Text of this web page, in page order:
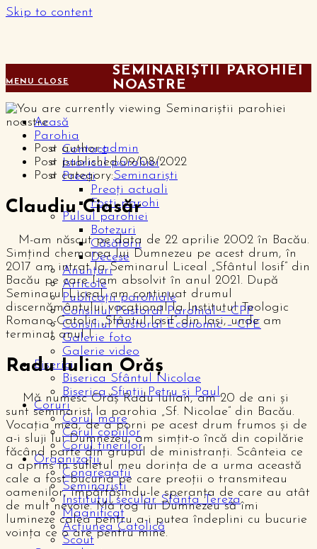
Skip to content
MENU CLOSE
Acasă
Parohia
Contact
Istoricul parohiei
Preoți
Preoți actuali
Foști parohi
Pulsul parohiei
Botezuri
Căsătorii
Decese
Anunțuri
Articole
Publicații parohiale
Consiliul Pastoral Parohial – CPP
Consiliul Pastoral Economic – CPE
Galerie foto
Galerie video
Biserici
Biserica Sfântul Nicolae
Biserica Sfinții Petru și Paul
Coruri
Corul mare
Corul copiilor
Corul tinerilor
Organizații
Congregații
Seminariști
Institutul secular Sfânta Tereza
Magnificat
Acțiunea Catolică
Scout
SEMINARIȘTII PAROHIEI
NOASTRE
Post author:admin
Post published:09/08/2022
Post category:Seminariști
Claudiu Ciasăr
M-am născut pe data de 22 aprilie 2002 în Bacău.
Simțind chemarea lui Dumnezeu pe acest drum, în
2017 am intrat la Seminarul Liceal „Sfântul Iosif” din
Bacău pe care l-am absolvit în anul 2021. După
Seminarul Liceal, am continuat drumul
discernământului vocațional la Institutul Teologic
Romano-Catolic „Sfântul Iosif” din Iași, unde am
terminat anul I.
Radu Iulian Orăș
Mă numesc Orăș Radu Iulian, am 20 de ani și
sunt seminarist la parohia „Sf. Nicolae” din Bacău.
Vocația mea, de a porni pe acest drum frumos și de
a-i sluji lui Dumnezeu, am simțit-o încă din copilărie
făcând parte din grupul de ministranți. Scânteia ce
a aprins în sufletul meu dorința de a urma această
cale a fost bucuria pe care preoții o transmiteau
oamenilor, împărtășindu-le speranța de care au atât
de mult nevoie. Mă rog lui Dumnezeu să îmi
lumineze calea pentru a-i putea îndeplini cu bucurie
voința ce o are pentru mine.